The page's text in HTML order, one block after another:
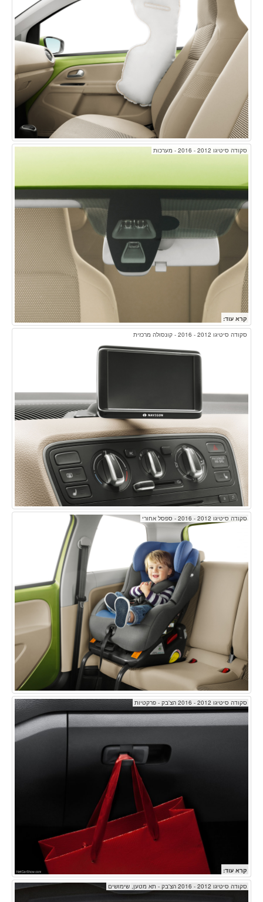
סקודה סיטיגו 2012 - 2016 - מערכות
קרא עוד:
סקודה סיטיגו 2012 - 2016 - קונסולה מרכזית
סקודה סיטיגו 2012 - 2016 - ספסל אחורי
סקודה סיטיגו 2012 - 2016 הצ'בק - פרקטיות
קרא עוד:
סקודה סיטיגו 2012 - 2016 הצ'בק - תא מטען, שימושים